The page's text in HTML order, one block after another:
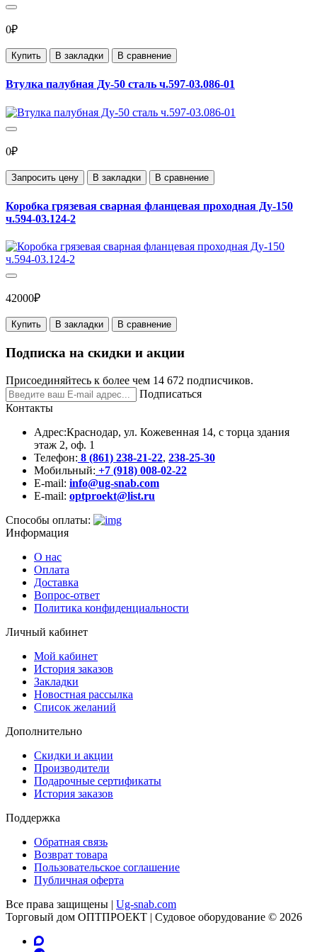
0₽
Купить В закладки В сравнение
Втулка палубная Ду-50 сталь ч.597-03.086-01
0₽
Запросить цену В закладки В сравнение
Коробка грязевая сварная фланцевая проходная Ду-150
ч.594-03.124-2
42000₽
Купить В закладки В сравнение
Подписка на скидки и акции
Присоединяйтесь к более чем 14 672 подписчиков.
Подписаться
Контакты
Адрес:Краснодар, ул. Кожевенная 14, с торца здания
этаж 2, оф. 1
Телефон: 8 (861) 238-21-22, 238-25-30
Мобильный: +7 (918) 008-02-22
E-mail: info@ug-snab.com
E-mail: optproekt@list.ru
Способы оплаты:
Информация
О нас
Оплата
Доставка
Вопрос-ответ
Политика конфиденциальности
Личный кабинет
Мой кабинет
История заказов
Закладки
Новостная рассылка
Список желаний
Дополнительно
Скидки и акции
Производители
Подарочные сертификаты
История заказов
Поддержка
Обратная связь
Возврат товара
Пользовательское соглашение
Публичная оферта
Все права защищены | Ug-snab.com
Торговый дом ОПТПРОЕКТ | Судовое оборудование © 2026